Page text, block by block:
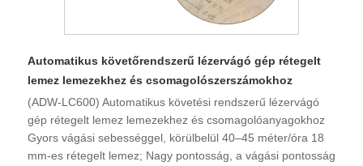
Automatikus követőrendszerű lézervágó gép rétegelt
lemez lemezekhez és csomagolószerszámokhoz
(ADW-LC600) Automatikus követési rendszerű lézervágó
gép rétegelt lemez lemezekhez és csomagolóanyagokhoz
Gyors vágási sebességgel, körülbelül 40–45 méter/óra 18
mm-es rétegelt lemez; Nagy pontosság, a vágási pontosság